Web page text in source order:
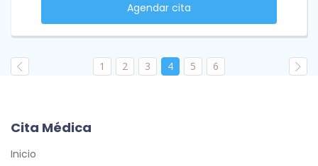
Agendar cita
1 2 3 4 5 6
Cita Médica
Inicio